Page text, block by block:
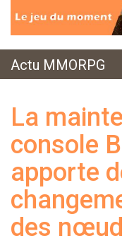
Actu MMORPG
La
console
apporte
des